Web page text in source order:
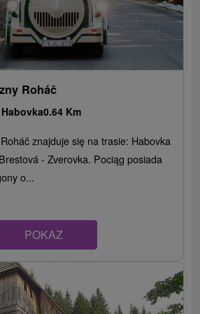
Roháč
Habovka0.64 Km
znajduje się na trasie: Habovka
- Zverovka. Pociąg posiada
o...
POKAZ